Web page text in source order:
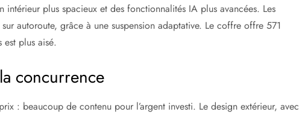
plus spacieux et des fonctionnalités IA plus avancées. Les
autoroute, grâce à une suspension adaptative. Le coffre offre 571
est plus aisé.
concurrence
: beaucoup de contenu pour l’argent investi. Le design extérieur, avec